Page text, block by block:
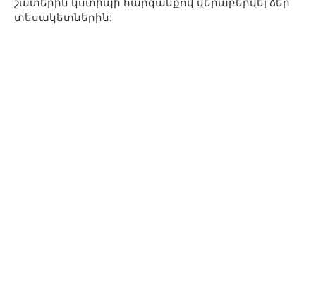
շատերին կստիպի հարգանքով վերաբերվել ձեր
տեսակետներին: